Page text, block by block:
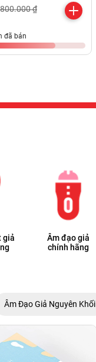
800.000 ₫
đã bán
giả
Âm đạo giả
chính hãng
Âm Đạo Giả Nguyên Khối